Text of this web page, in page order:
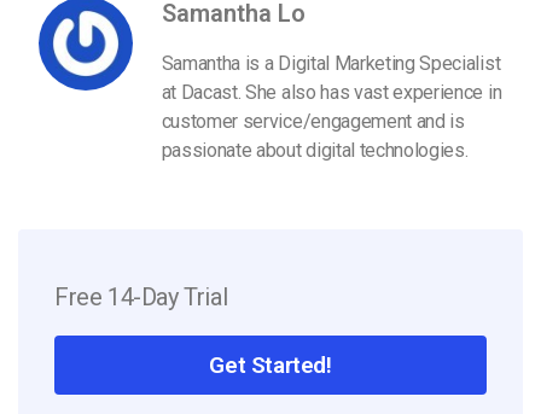
Samantha Lo
Samantha is a Digital Marketing Specialist
at Dacast. She also has vast experience in
customer service/engagement and is
passionate about digital technologies.
Free 14-Day Trial
Get Started!